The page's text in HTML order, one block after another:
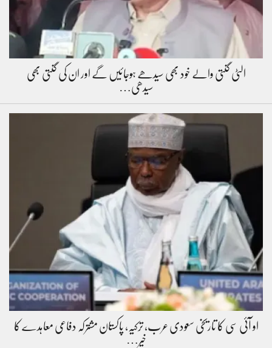
الٹی گنتی والے خود بھی سیدھے ہوجائیں گے اور ان کی گنتی بھی
سیدھی…
او آئی سی کا تاریخی سعودی عرب، ترکیہ، پاکستان مشترکہ دفاعی معاہدے کا
خیر…